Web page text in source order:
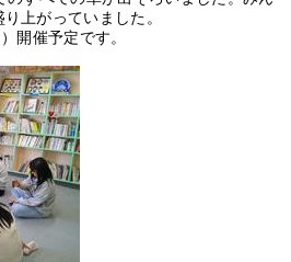
上がっていました。
開催予定です。